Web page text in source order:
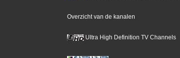
Overzicht van de kanalen
Ultra High Definition TV Channels